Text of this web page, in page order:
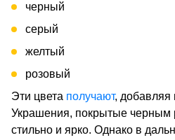
черный
серый
желтый
розовый
Эти цвета получают, добавляя
Украшения, покрытые черным
стильно и ярко. Однако в